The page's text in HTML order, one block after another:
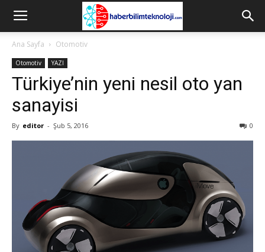
Ana Sayfa Otomotiv
Otomotiv YAZI
Türkiye’nin yeni nesil oto yan
sanayisi
By editor - Şub 5, 2016 0